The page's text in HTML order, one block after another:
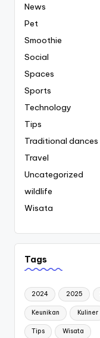
News
Pet
Smoothie
Social
Spaces
Sports
Technology
Tips
Traditional dances
Travel
Uncategorized
wildlife
Wisata
Tags
2024 2025
Keunikan Kuliner
Tips Wisata